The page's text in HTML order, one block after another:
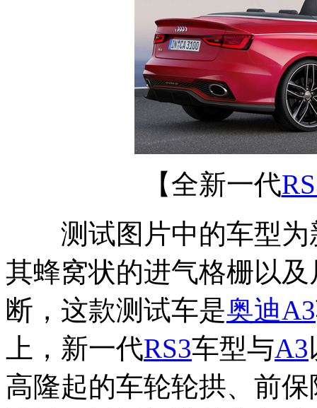
【全新一代
测试图片中的车型为
其蜂窝状的进气格栅以
断，这款测试车是奥迪A3
上，新一代RS3车型与A3
高隆起的车轮轮拱、前